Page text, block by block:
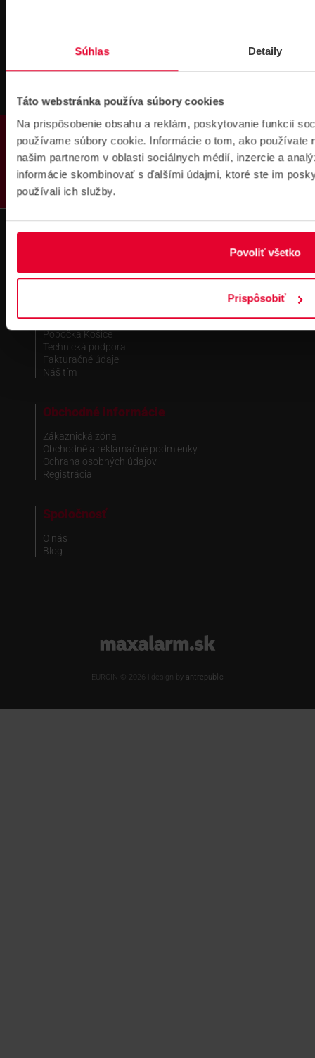
Súhlas Detaily
Táto webstránka používa súbory cookies
Na prispôsobenie obsahu a reklám, poskytovanie funkcií
používame súbory cookie. Informácie o tom, ako používate
našim partnerom v oblasti sociálnych médií, inzercie a
informácie skombinovať s ďalšími údajmi, ktoré ste im
používali ich služby.
Povoliť všetko
Prispôsobiť
PRODUKTY Fakturačné údaje
IČO: 36340804 | DIČ: 2021919658
IBAN : SK51 1100 0000 0029 4205 9929
zapísané v OR MS Bratislava III,
Kontakt
Pobočka Dubnica nad Váhom
Pobočka Košice
Technická podpora
Fakturačné údaje
Náš tím
Obchodné informácie
Zákaznická zóna
Obchodné a reklamačné podmienky
Ochrana osobných údajov
Registrácia
Spoločnosť
O nás
Blog
www.maxalarm.sk
EUROIN © 2026 | design by antrepublic